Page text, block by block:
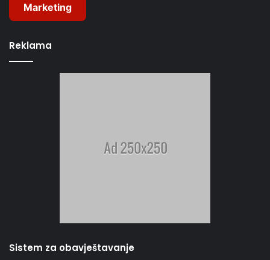
Marketing
Reklama
Sistem za obavještavanje